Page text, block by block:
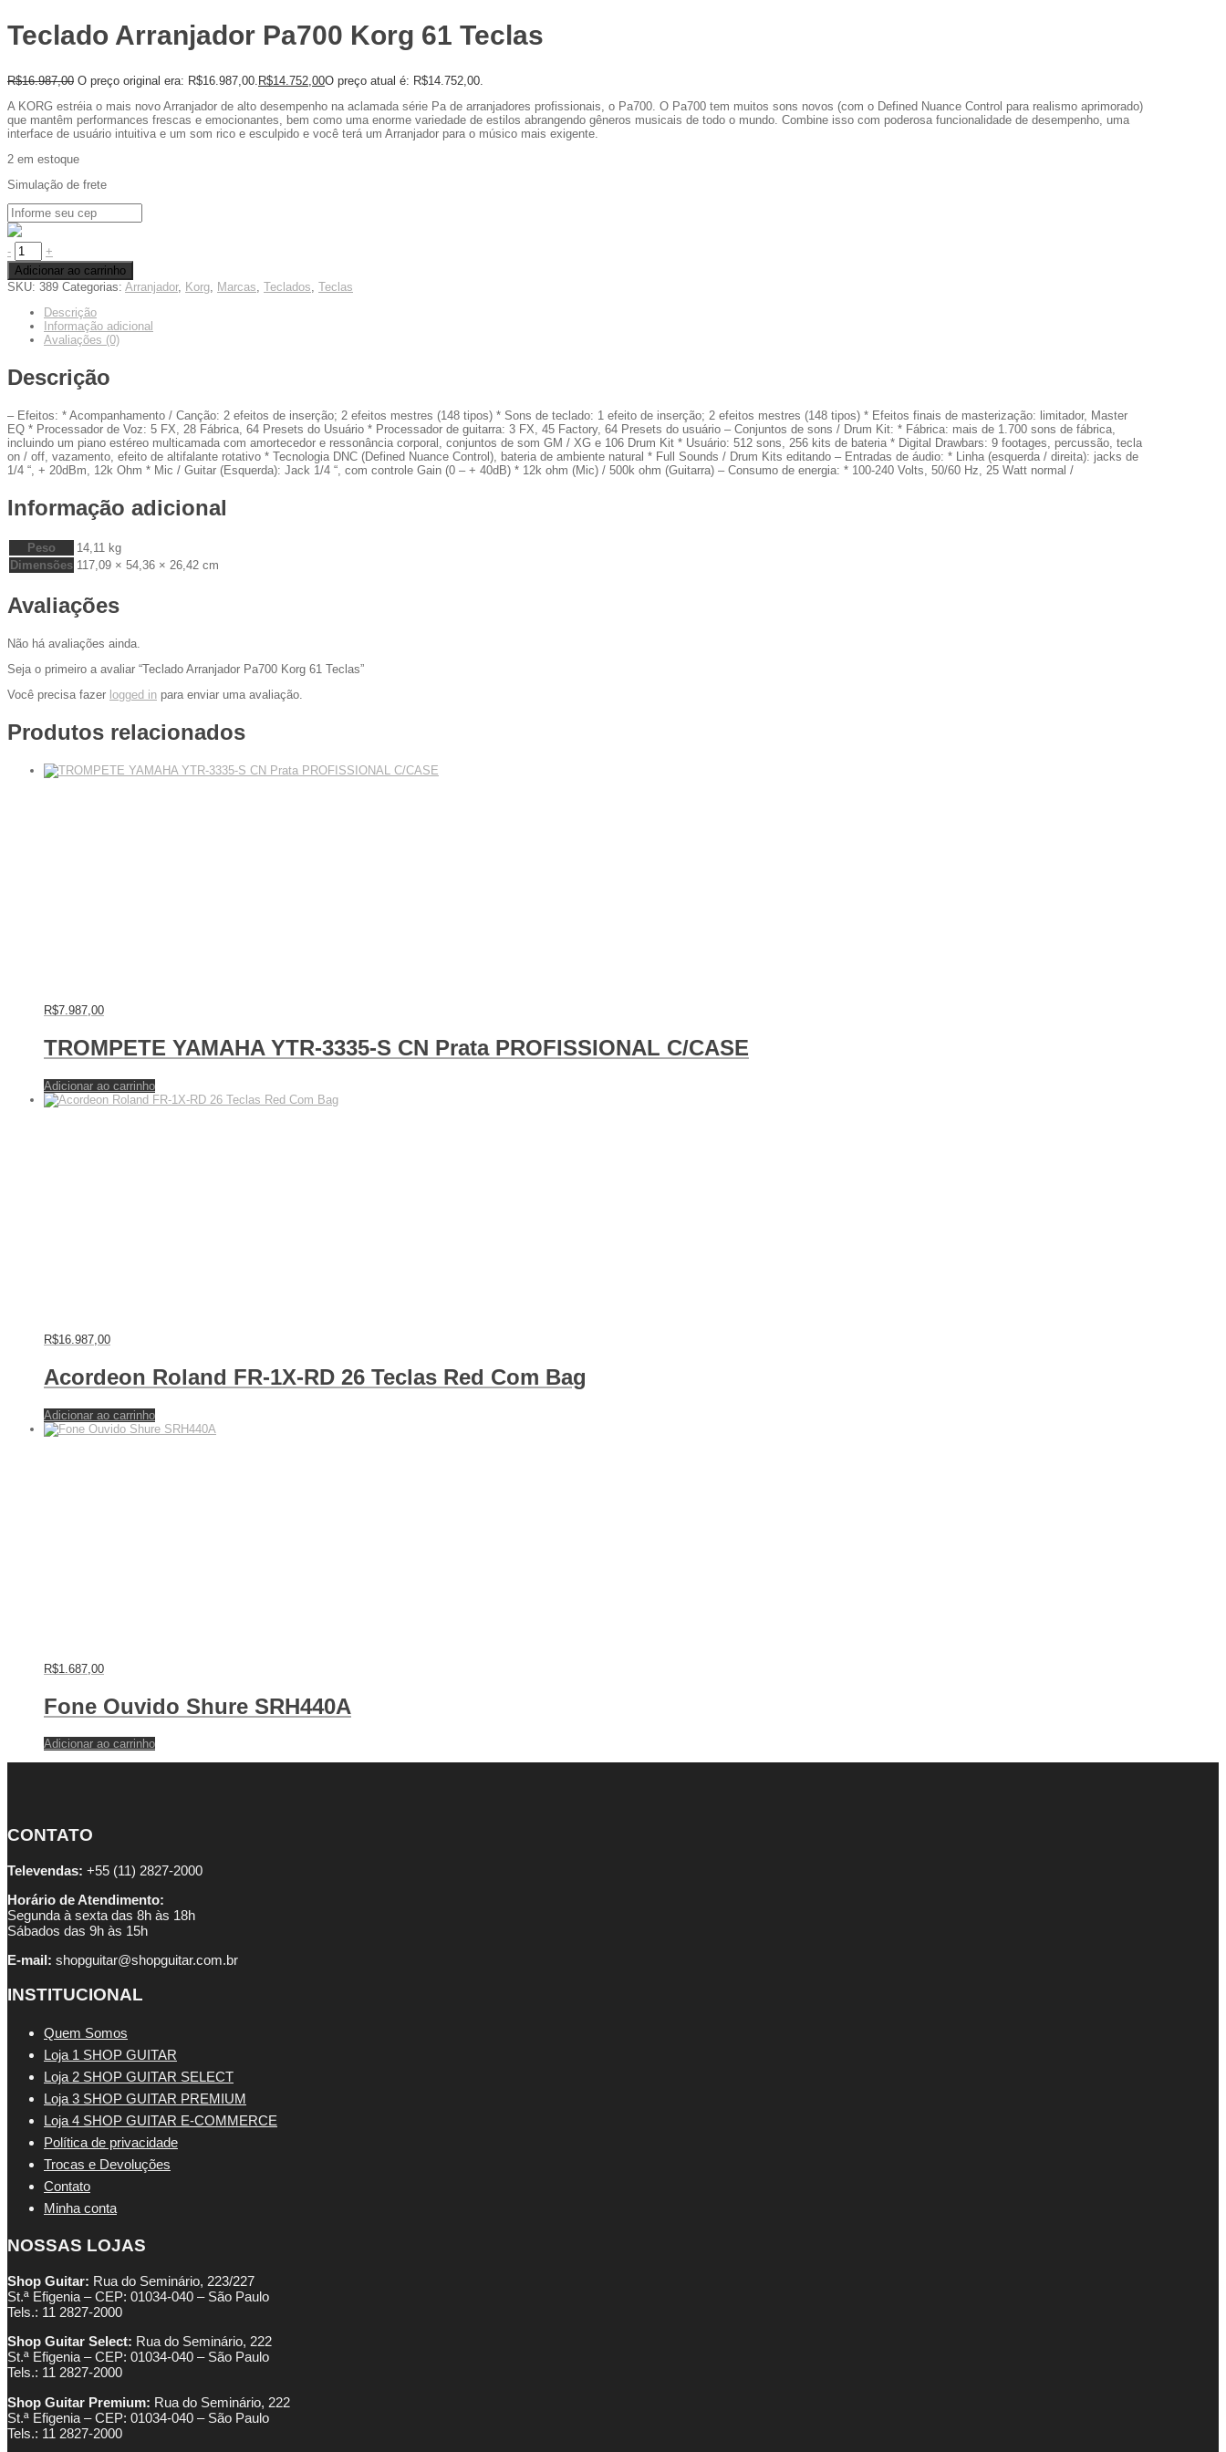
Teclado Arranjador Pa700 Korg 61 Teclas
R$16.987,00 O preço original era: R$16.987,00. R$14.752,00O preço atual é: R$14.752,00.
A KORG estréia o mais novo Arranjador de alto desempenho na aclamada série Pa de arranjadores profissionais, o Pa700. O Pa700 tem muitos sons novos (com o Defined Nuance Control para realismo aprimorado)
que mantêm performances frescas e emocionantes, bem como uma enorme variedade de estilos abrangendo gêneros musicais de todo o mundo. Combine isso com poderosa funcionalidade de desempenho, uma
interface de usuário intuitiva e um som rico e esculpido e você terá um Arranjador para o músico mais exigente.
2 em estoque
Simulação de frete
-
+
Adicionar ao carrinho
SKU: 389 Categorias: Arranjador, Korg Marcas Teclados Teclas
Descrição
Informação adicional
Avaliações (0)
Descrição
– Efeitos: * Acompanhamento / Canção: 2 efeitos de inserção; 2 efeitos mestres (148 tipos) * Sons de teclado: 1 efeito de inserção; 2 efeitos mestres (148 tipos) * Efeitos finais de masterização: limitador, Master
EQ * Processador de Voz: 5 FX, 28 Fábrica, 64 Presets do Usuário * Processador de guitarra: 3 FX, 45 Factory, 64 Presets do usuário – Conjuntos de sons / Drum Kit: * Fábrica: mais de 1.700 sons de fábrica,
incluindo um piano estéreo multicamada com amortecedor e ressonância corporal, conjuntos de som GM / XG e 106 Drum Kit * Usuário: 512 sons, 256 kits de bateria * Digital Drawbars: 9 footages, percussão, tecla
on / off, vazamento, efeito de altifalante rotativo * Tecnologia DNC (Defined Nuance Control), bateria de ambiente natural * Full Sounds / Drum Kits editando – Entradas de áudio: * Linha (esquerda / direita): jacks de
1/4 “, + 20dBm, 12k Ohm * Mic / Guitar (Esquerda): Jack 1/4 “, com controle Gain (0 – + 40dB) * 12k ohm (Mic) / 500k ohm (Guitarra) – Consumo de energia: * 100-240 Volts, 50/60 Hz, 25 Watt normal /
Informação adicional
Peso
14,11 kg
Dimensões 117,09 × 54,36 × 26,42 cm
Avaliações
Não há avaliações ainda.
Seja o primeiro a avaliar “Teclado Arranjador Pa700 Korg 61 Teclas”
Você precisa fazer logged in para enviar uma avaliação.
Produtos relacionados
R$7.987,00
TROMPETE YAMAHA YTR-3335-S CN Prata PROFISSIONAL C/CASE
Adicionar ao carrinho
R$16.987,00
Acordeon Roland FR-1X-RD 26 Teclas Red Com Bag
Adicionar ao carrinho
R$1.687,00
Fone Ouvido Shure SRH440A
Adicionar ao carrinho
CONTATO
Televendas: +55 (11) 2827-2000
Horário de Atendimento:
Segunda à sexta das 8h às 18h
Sábados das 9h às 15h
E-mail: shopguitar@shopguitar.com.br
INSTITUCIONAL
Quem Somos
Loja 1 SHOP GUITAR
Loja 2 SHOP GUITAR SELECT
Loja 3 SHOP GUITAR PREMIUM
Loja 4 SHOP GUITAR E-COMMERCE
Política de privacidade
Trocas e Devoluções
Contato
Minha conta
NOSSAS LOJAS
Shop Guitar: Rua do Seminário, 223/227
St.ª Efigenia – CEP: 01034-040 – São Paulo
Tels.: 11 2827-2000
Shop Guitar Select: Rua do Seminário, 222
St.ª Efigenia – CEP: 01034-040 – São Paulo
Tels.: 11 2827-2000
Shop Guitar Premium: Rua do Seminário, 222
St.ª Efigenia – CEP: 01034-040 – São Paulo
Tels.: 11 2827-2000